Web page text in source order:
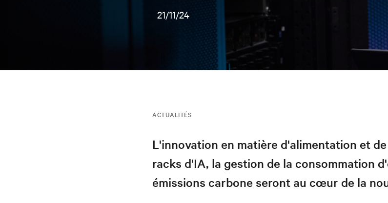
21/11/24
ACTUALITÉS
L'innovation en matière d'alimentation et
racks d'IA, la gestion de la consommation
émissions carbone seront au cœur de la